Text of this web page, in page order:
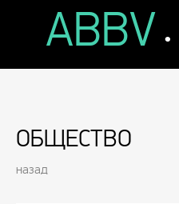
ABBV .
ОБЩЕСТВО
назад